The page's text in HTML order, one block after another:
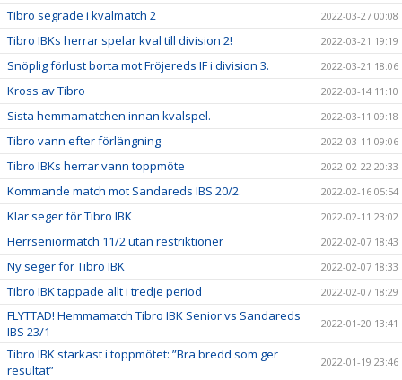
Tibro segrade i kvalmatch 2 2022-03-27 00:08
Tibro IBKs herrar spelar kval till division 2! 2022-03-21 19:19
Snöplig förlust borta mot Fröjereds IF i division 3. 2022-03-21 18:06
Kross av Tibro 2022-03-14 11:10
Sista hemmamatchen innan kvalspel. 2022-03-11 09:18
Tibro vann efter förlängning 2022-03-11 09:06
Tibro IBKs herrar vann toppmöte 2022-02-22 20:33
Kommande match mot Sandareds IBS 20/2. 2022-02-16 05:54
Klar seger för Tibro IBK 2022-02-11 23:02
Herrseniormatch 11/2 utan restriktioner 2022-02-07 18:43
Ny seger för Tibro IBK 2022-02-07 18:33
Tibro IBK tappade allt i tredje period 2022-02-07 18:29
FLYTTAD! Hemmamatch Tibro IBK Senior vs Sandareds
IBS 23/1
2022-01-20 13:41
Tibro IBK starkast i toppmötet: ”Bra bredd som ger
resultat”
2022-01-19 23:46